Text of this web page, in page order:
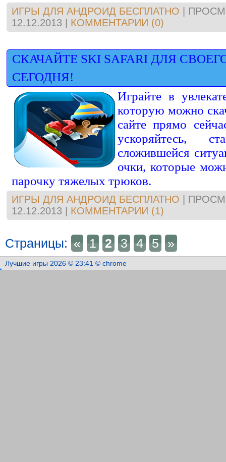
ИГРЫ ДЛЯ АНДРОИД БЕСПЛАТНО
12.12.2013
КОММЕНТАРИИ (0)
СКАЧАЙТЕ SKI SAFARI ДЛЯ
СЕГОДНЯ!
Играйте в
которую можно
сайте прямо
ускоряйтесь,
сложившейся
очки, которые
парочку тяжелых трюков.
ИГРЫ ДЛЯ АНДРОИД БЕСПЛАТНО
12.12.2013
КОММЕНТАРИИ (1)
Страницы: « 1 2 3 4 5 »
Лучшие игры 2026 © 23:41 © chrome